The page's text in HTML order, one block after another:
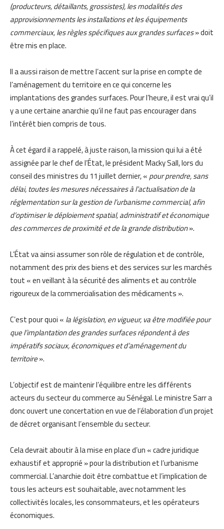
(producteurs, détaillants, grossistes), les modalités des
approvisionnements les installations et les équipements
commerciaux, les règles spécifiques aux grandes surfaces» doit
être mis en place.
Il a aussi raison de mettre l’accent sur la prise en compte de
l’aménagement du territoire en ce qui concerne les
implantations des grandes surfaces. Pour l’heure, il est vrai qu’il
y a une certaine anarchie qu’il ne faut pas encourager dans
l’intérêt bien compris de tous.
À cet égard il a rappelé, à juste raison, la mission qui lui a été
assignée par le chef de l’État, le président Macky Sall, lors du
conseil des ministres du 11 juillet dernier, « pour prendre, sans
délai, toutes les mesures nécessaires à l’actualisation de la
réglementation sur la gestion de l’urbanisme commercial, afin
d’optimiser le déploiement spatial, administratif et économique
des commerces de proximité et de la grande distribution».
L’État va ainsi assumer son rôle de régulation et de contrôle,
notamment des prix des biens et des services sur les marchés
tout « en veillant à la sécurité des aliments et au contrôle
rigoureux de la commercialisation des médicaments ».
C’est pour quoi « la législation, en vigueur, va être modifiée pour
que l’implantation des grandes surfaces répondent à des
impératifs sociaux, économiques et d’aménagement du
territoire».
L’objectif est de maintenir l’équilibre entre les différents
acteurs du secteur du commerce au Sénégal. Le ministre Sarr a
donc ouvert une concertation en vue de l’élaboration d’un projet
de décret organisant l’ensemble du secteur.
Cela devrait aboutir à la mise en place d’un « cadre juridique
exhaustif et approprié » pour la distribution et l’urbanisme
commercial. L’anarchie doit être combattue et l’implication de
tous les acteurs est souhaitable, avec notamment les
collectivités locales, les consommateurs, et les opérateurs
économiques.